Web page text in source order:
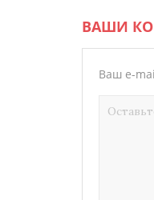
ВАШИ
Ваш e-